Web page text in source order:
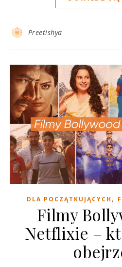
Preetishya
DLA POCZĄTKUJĄCYCH ,
Filmy
Netflixie –